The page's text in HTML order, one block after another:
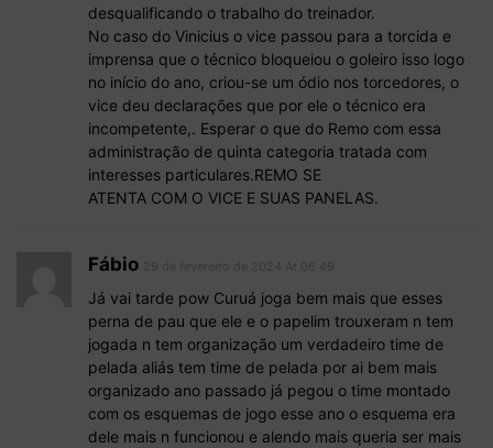
desqualificando o trabalho do treinador.
No caso do Vinicius o vice passou para a torcida e
imprensa que o técnico bloqueiou o goleiro isso logo
no início do ano, criou-se um ódio nos torcedores, o
vice deu declarações que por ele o técnico era
incompetente,. Esperar o que do Remo com essa
administração de quinta categoria tratada com
interesses particulares.REMO SE
ATENTA COM O VICE E SUAS PANELAS.
Fábio
Já vai tarde pow Curuá joga bem mais que esses
perna de pau que ele e o papelim trouxeram n tem
jogada n tem organização um verdadeiro time de
pelada aliás tem time de pelada por ai bem mais
organizado ano passado já pegou o time montado
com os esquemas de jogo esse ano o esquema era
dele mais n funcionou e alendo mais queria ser mais